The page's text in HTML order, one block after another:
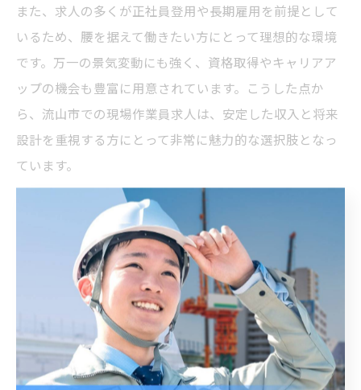
また、求人の多くが正社員登用や長期雇用を前提として
いるため、腰を据えて働きたい方にとって理想的な環境
です。万一の景気変動にも強く、資格取得やキャリアア
ップの機会も豊富に用意されています。こうした点か
ら、流山市での現場作業員求人は、安定した収入と将来
設計を重視する方にとって非常に魅力的な選択肢となっ
ています。
現場作業員求人選びで後悔しない方
現場作業員求人選びで後悔しない比較ポイン
ト
現場作業員の求人を選ぶ際に後悔しないためには、いく